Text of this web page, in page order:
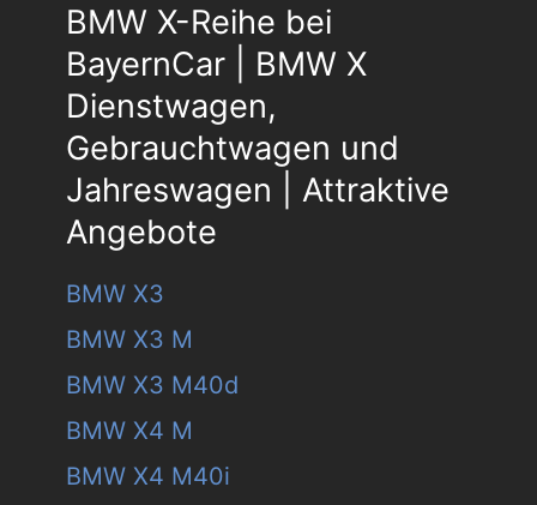
BMW X-Reihe bei
BayernCar | BMW X
Dienstwagen,
Gebrauchtwagen und
Jahreswagen | Attraktive
Angebote
BMW X3
BMW X3 M
BMW X3 M40d
BMW X4 M
BMW X4 M40i